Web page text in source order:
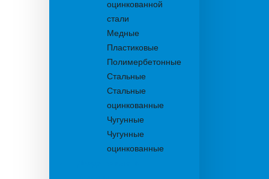
оцинкованной
стали
Медные
Пластиковые
Полимербетонные
Стальные
Стальные
оцинкованные
Чугунные
Чугунные
оцинкованные